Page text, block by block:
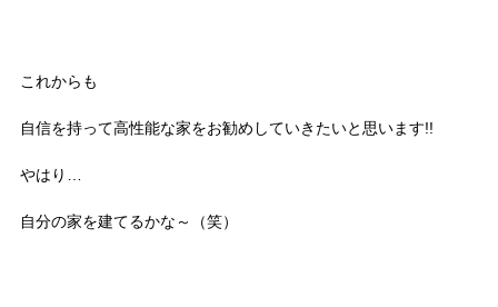
これからも
自信を持って高性能な家をお勧めしていきたいと思います!!
やはり…
自分の家を建てるかな～（笑）